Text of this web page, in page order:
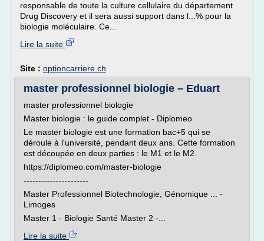
responsable de toute la culture cellulaire du département
Drug Discovery et il sera aussi support dans l...% pour la
biologie moléculaire. Ce...
Lire la suite
Site : optioncarriere.ch
master professionnel biologie – Eduart
master professionnel biologie
Master biologie : le guide complet - Diplomeo
Le master biologie est une formation bac+5 qui se
déroule à l'université, pendant deux ans. Cette formation
est découpée en deux parties : le M1 et le M2.
https://diplomeo.com/master-biologie
----------------------
Master Professionnel Biotechnologie, Génomique ... -
Limoges
Master 1 - Biologie Santé Master 2 -...
Lire la suite